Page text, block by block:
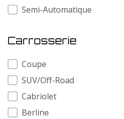
Semi-Automatique
Carrosserie
Carrosserie
Coupe
SUV/Off-Road
Cabriolet
Berline